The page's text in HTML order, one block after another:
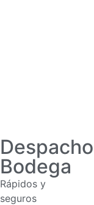
Bodega
Rápidos y
seguros